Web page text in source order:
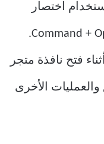
اختصار
لوحة المفاتيح Command + Option + Shift + Esc.
فتح نافذة متجر
الأخرى